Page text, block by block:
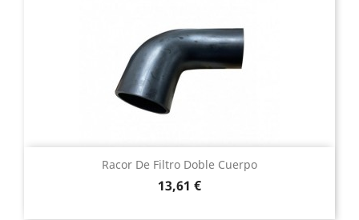
Racor De Filtro Doble Cuerpo
Precio
13,61 €